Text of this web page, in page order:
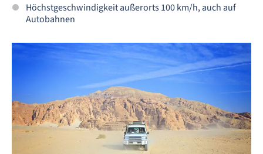
Höchstgeschwindigkeit außerorts 100 km/h, auch auf
Autobahnen